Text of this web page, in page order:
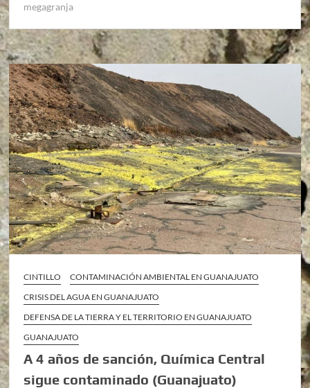
megagranja
CINTILLO
CONTAMINACIÓN AMBIENTAL EN GUANAJUATO
CRISIS DEL AGUA EN GUANAJUATO
DEFENSA DE LA TIERRA Y EL TERRITORIO EN GUANAJUATO
GUANAJUATO
A 4 años de sanción, Química Central
sigue contaminado (Guanajuato)